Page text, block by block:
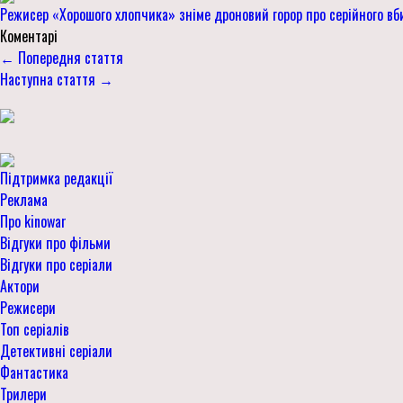
Режисер «Хорошого хлопчика» зніме дроновий горор про серійного
Коментарі
← Попередня стаття
Наступна стаття →
Підтримка редакції
Реклама
Про kinowar
Відгуки про фільми
Відгуки про серіали
Актори
Режисери
Топ серіалів
Детективні серіали
Фантастика
Трилери